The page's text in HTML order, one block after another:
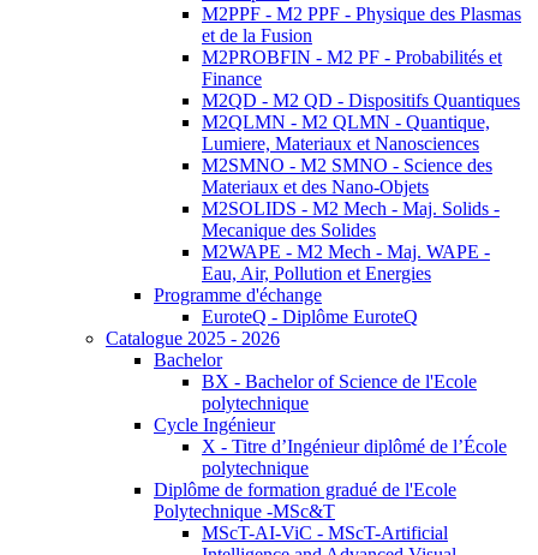
M2PPF - M2 PPF - Physique des Plasmas
et de la Fusion
M2PROBFIN - M2 PF - Probabilités et
Finance
M2QD - M2 QD - Dispositifs Quantiques
M2QLMN - M2 QLMN - Quantique,
Lumiere, Materiaux et Nanosciences
M2SMNO - M2 SMNO - Science des
Materiaux et des Nano-Objets
M2SOLIDS - M2 Mech - Maj. Solids -
Mecanique des Solides
M2WAPE - M2 Mech - Maj. WAPE -
Eau, Air, Pollution et Energies
Programme d'échange
EuroteQ - Diplôme EuroteQ
Catalogue 2025 - 2026
Bachelor
BX - Bachelor of Science de l'Ecole
polytechnique
Cycle Ingénieur
X - Titre d’Ingénieur diplômé de l’École
polytechnique
Diplôme de formation gradué de l'Ecole
Polytechnique -MSc&T
MScT-AI-ViC - MScT-Artificial